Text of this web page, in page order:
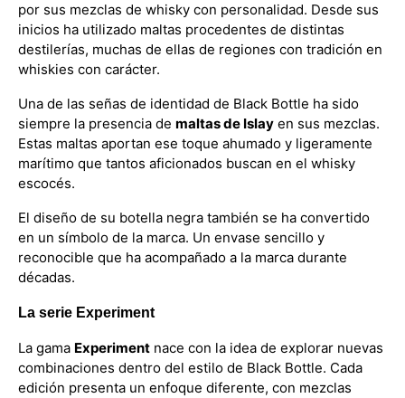
por sus mezclas de whisky con personalidad. Desde sus
inicios ha utilizado maltas procedentes de distintas
destilerías, muchas de ellas de regiones con tradición en
whiskies con carácter.
Una de las señas de identidad de Black Bottle ha sido
siempre la presencia de maltas de Islay en sus mezclas.
Estas maltas aportan ese toque ahumado y ligeramente
marítimo que tantos aficionados buscan en el whisky
escocés.
El diseño de su botella negra también se ha convertido
en un símbolo de la marca. Un envase sencillo y
reconocible que ha acompañado a la marca durante
décadas.
La serie Experiment
La gama Experiment nace con la idea de explorar nuevas
combinaciones dentro del estilo de Black Bottle. Cada
edición presenta un enfoque diferente, con mezclas